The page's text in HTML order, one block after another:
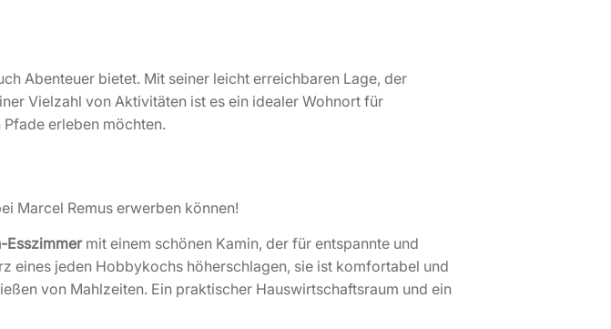
Abenteuer bietet. Mit seiner leicht erreichbaren Lage, der
Vielzahl von Aktivitäten ist es ein idealer Wohnort für
erleben möchten.
Marcel Remus erwerben können!
Esszimmermit einem schönen Kamin, der für entspannte und
eines jeden Hobbykochs höherschlagen, sie ist komfortabel und
von Mahlzeiten. Ein praktischer Hauswirtschaftsraum und ein